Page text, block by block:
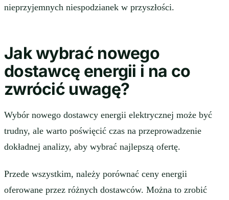
nieprzyjemnych niespodzianek w przyszłości.
Jak wybrać nowego
dostawcę energii i na co
zwrócić uwagę?
Wybór nowego dostawcy energii elektrycznej może być
trudny, ale warto poświęcić czas na przeprowadzenie
dokładnej analizy, aby wybrać najlepszą ofertę.
Przede wszystkim, należy porównać ceny energii
oferowane przez różnych dostawców. Można to zrobić